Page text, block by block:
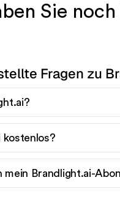
Sie
Fragen zu
kostenlos?
mein Brandlight.ai-